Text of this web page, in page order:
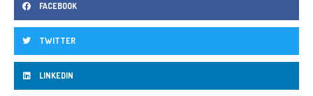
FACEBOOK
TWITTER
LINKEDIN